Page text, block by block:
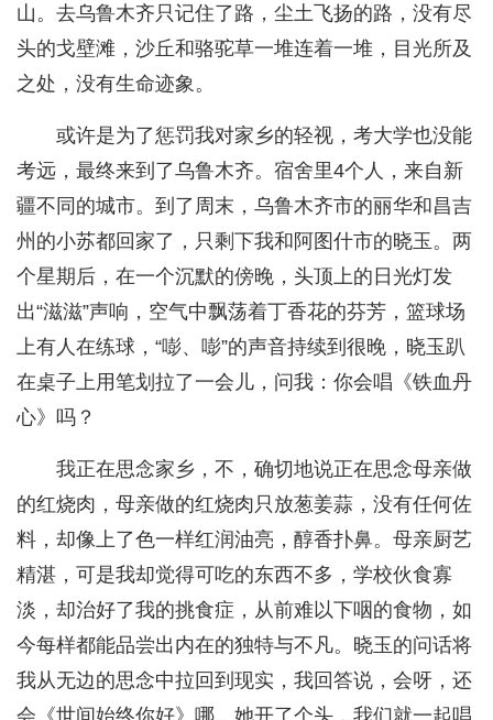
山。去乌鲁木齐只记住了路，尘土飞扬的路，没有尽
头的戈壁滩，沙丘和骆驼草一堆连着一堆，目光所及
之处，没有生命迹象。
或许是为了惩罚我对家乡的轻视，考大学也没能
考远，最终来到了乌鲁木齐。宿舍里4个人，来自新
疆不同的城市。到了周末，乌鲁木齐市的丽华和昌吉
州的小苏都回家了，只剩下我和阿图什市的晓玉。两
个星期后，在一个沉默的傍晚，头顶上的日光灯发
出“滋滋”声响，空气中飘荡着丁香花的芬芳，篮球场
上有人在练球，“嘭、嘭”的声音持续到很晚，晓玉趴
在桌子上用笔划拉了一会儿，问我：你会唱《铁血丹
心》吗？
我正在思念家乡，不，确切地说正在思念母亲做
的红烧肉，母亲做的红烧肉只放葱姜蒜，没有任何佐
料，却像上了色一样红润油亮，醇香扑鼻。母亲厨艺
精湛，可是我却觉得可吃的东西不多，学校伙食寡
淡，却治好了我的挑食症，从前难以下咽的食物，如
今每样都能品尝出内在的独特与不凡。晓玉的问话将
我从无边的思念中拉回到现实，我回答说，会呀，还